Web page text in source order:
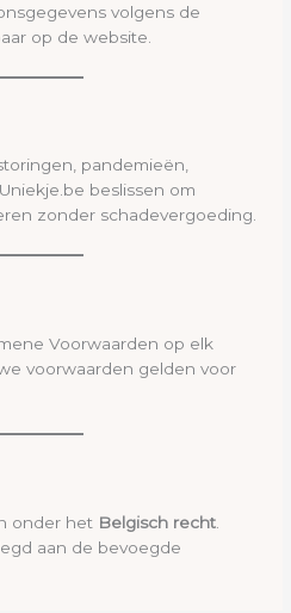
volgens de
op de website.
pandemieën,
beslissen om
zonder schadevergoeding.
Voorwaarden op elk
voorwaarden gelden voor
onder het Belgisch recht
aan de bevoegde